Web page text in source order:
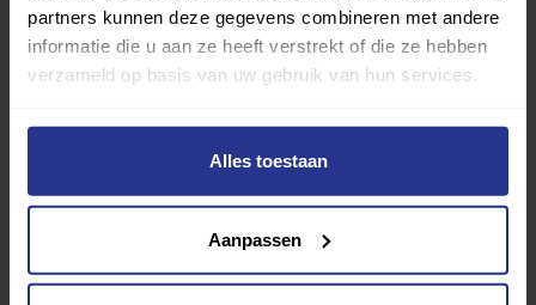
partners kunnen deze gegevens combineren met andere
informatie die u aan ze heeft verstrekt of die ze hebben
verzameld op basis van uw gebruik van hun services.
Alles toestaan
Aanpassen